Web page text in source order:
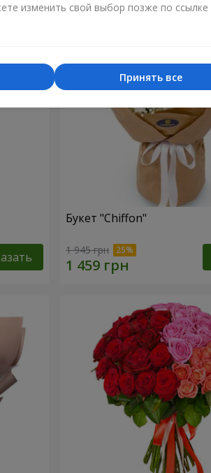
Букет "Chiffon"
1 945 грн
изменить свой выбор позже по ссылке
Принять все